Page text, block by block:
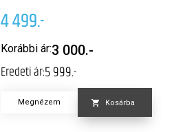
4 499.-
Korábbi ár:3 000.-
Eredeti ár:5 999.-
Megnézem Kosárba